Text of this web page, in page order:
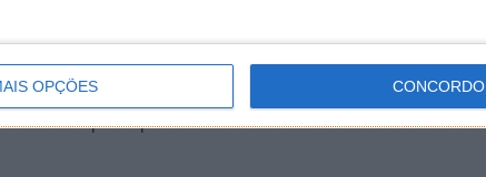
OPÇÕES CONCORDO
um estágio intermediário. Num cenário ainda mais
carros elétricos nas estradas chegará aos mil milhões
petróleo chegaria a 13,9 milhões de barris por dia .
pelos países membros da OPEP todos os